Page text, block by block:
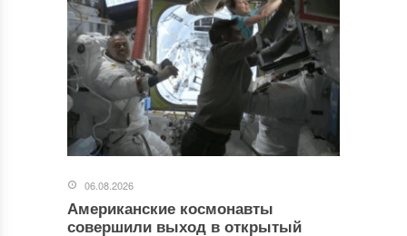
06.08.2026
Американские космонавты
совершили выход в открытый